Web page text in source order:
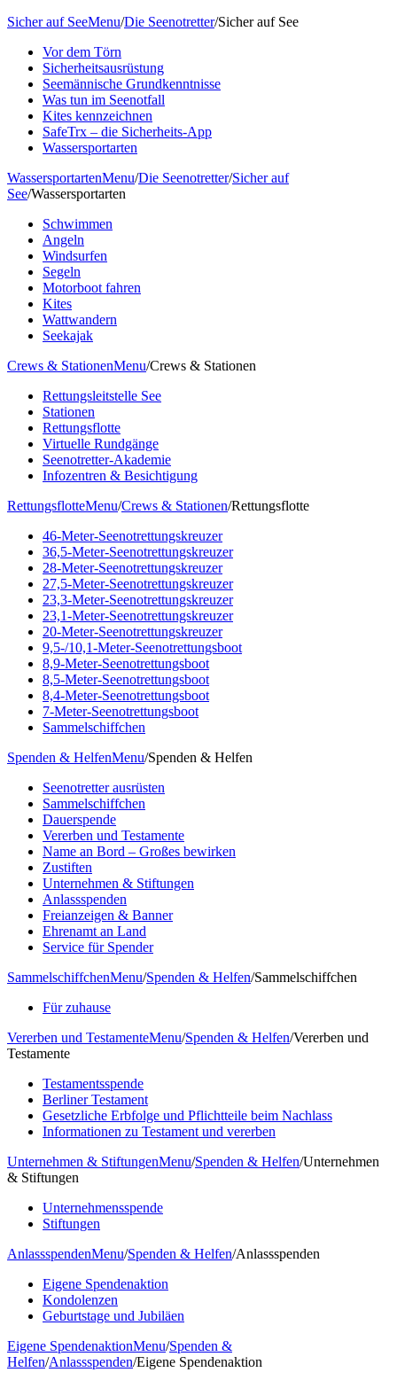
Sicher auf SeeMenu/Die Seenotretter/Sicher auf See
Vor dem Törn
Sicherheitsausrüstung
Seemännische Grundkenntnisse
Was tun im Seenotfall
Kites kennzeichnen
SafeTrx – die Sicherheits-App
Wassersportarten
WassersportartenMenu/Die Seenotretter/Sicher auf
See/Wassersportarten
Schwimmen
Angeln
Windsurfen
Segeln
Motorboot fahren
Kites
Wattwandern
Seekajak
Crews & StationenMenu/Crews & Stationen
Rettungsleitstelle See
Stationen
Rettungsflotte
Virtuelle Rundgänge
Seenotretter-Akademie
Infozentren & Besichtigung
RettungsflotteMenu/Crews & Stationen/Rettungsflotte
46-Meter-Seenotrettungskreuzer
36,5-Meter-Seenotrettungskreuzer
28-Meter-Seenotrettungskreuzer
27,5-Meter-Seenotrettungskreuzer
23,3-Meter-Seenotrettungskreuzer
23,1-Meter-Seenotrettungskreuzer
20-Meter-Seenotrettungskreuzer
9,5-/10,1-Meter-Seenotrettungsboot
8,9-Meter-Seenotrettungsboot
8,5-Meter-Seenotrettungsboot
8,4-Meter-Seenotrettungsboot
7-Meter-Seenotrettungsboot
Sammelschiffchen
Spenden & HelfenMenu/Spenden & Helfen
Seenotretter ausrüsten
Sammelschiffchen
Dauerspende
Vererben und Testamente
Name an Bord – Großes bewirken
Zustiften
Unternehmen & Stiftungen
Anlassspenden
Freianzeigen & Banner
Ehrenamt an Land
Service für Spender
SammelschiffchenMenu/Spenden & Helfen/Sammelschiffchen
Für zuhause
Vererben und TestamenteMenu/Spenden & Helfen/Vererben und
Testamente
Testamentsspende
Berliner Testament
Gesetzliche Erbfolge und Pflichtteile beim Nachlass
Informationen zu Testament und vererben
Unternehmen & StiftungenMenu/Spenden & Helfen/Unternehmen
& Stiftungen
Unternehmensspende
Stiftungen
AnlassspendenMenu/Spenden & Helfen/Anlassspenden
Eigene Spendenaktion
Kondolenzen
Geburtstage und Jubiläen
Eigene SpendenaktionMenu/Spenden &
Helfen/Anlassspenden/Eigene Spendenaktion